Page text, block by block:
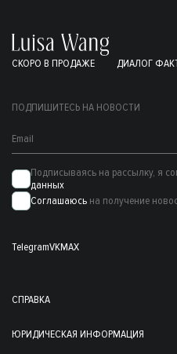
СКОРО В ПРОДАЖЕ ДИАЛОГ
ПОДПИШИТЕСЬ НА НОВОСТИ
Подписываясь на рассылку, я
данных
Соглашаюсь на получение
TelegramVKMAX
СПРАВКА
ЮРИДИЧЕСКАЯ ИНФОРМАЦИЯ